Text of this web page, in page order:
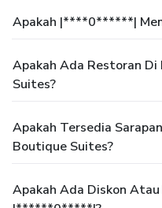
Apakah |****0******|
Apakah Ada Restoran
Suites?
Apakah Tersedia
Boutique Suites?
Apakah Ada Diskon